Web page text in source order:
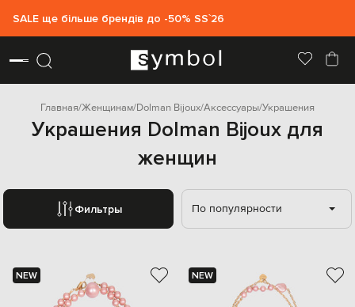
SALE ще більше брендів до -50% SS`26
Главная Женщинам Dolman Bijoux Аксессуары Украшения
Украшения Dolman Bijoux для
женщин
Фильтры По популярности
NEW NEW